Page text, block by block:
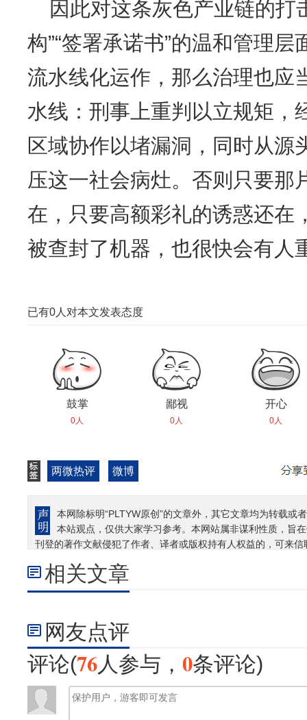
因此对这条灰色产业链的打
构”“签署承诺书”的温和管理
流水线化运作，那么治理也应
水线：刑事上重判以立规矩，
区域协作以堵漏洞，同时从源
压这一社会病灶。否则只要那
在，只要高额彩礼的诱惑还在
被查封了机器，也很快会有人
已有0 人对本文发表态度
鼓掌
0人
鄙视
0人
开心
0人
两微热评 微博
本网除标明“PLTYW原创”的文章外，其它文章均为转载
本站观点，仅供大家学习参考。本网站属非谋利性质，旨
刊登的著作文献侵犯了作者、译者或版权持有人权益的，可来
相关文章
网友点评
评论(76人参与， 0条评论)